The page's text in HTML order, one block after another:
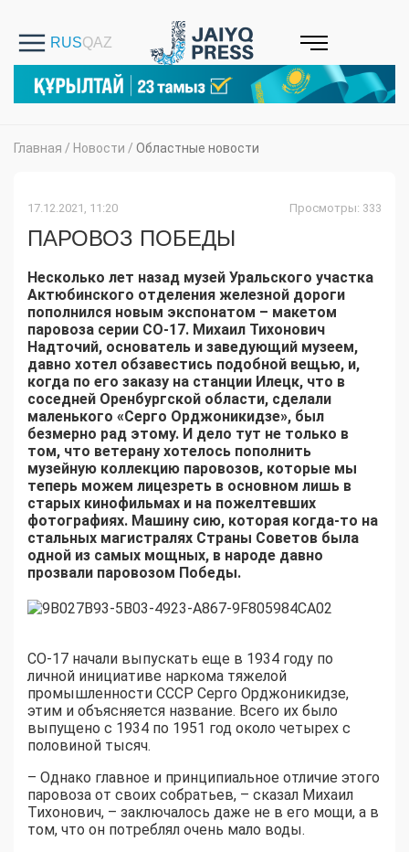
Главная / Новости / Областные новости
17.12.2021, 11:20 Просмотры: 333
ПАРОВОЗ ПОБЕДЫ
Несколько лет назад музей Уральского участка
Актюбинского отделения железной дороги
пополнился новым экспонатом – макетом
паровоза серии СО-17. Михаил Тихонович
Надточий, основатель и заведующий музеем,
давно хотел обзавестись подобной вещью, и,
когда по его заказу на станции Илецк, что в
соседней Оренбургской области, сделали
маленького «Серго Орджоникидзе», был
безмерно рад этому. И дело тут не только в
том, что ветерану хотелось пополнить
музейную коллекцию паровозов, которые мы
теперь можем лицезреть в основном лишь в
старых кинофильмах и на пожелтевших
фотографиях. Машину сию, которая когда-то на
стальных магистралях Страны Советов была
одной из самых мощных, в народе давно
прозвали паровозом Победы.
СО-17 начали выпускать еще в 1934 году по
личной инициативе наркома тяжелой
промышленности СССР Серго Орджоникидзе,
этим и объясняется название. Всего их было
выпущено с 1934 по 1951 год около четырех с
половиной тысяч.
– Однако главное и принципиальное отличие этого
паровоза от своих собратьев, – сказал Михаил
Тихонович, – заключалось даже не в его мощи, а в
том, что он потреблял очень мало воды.